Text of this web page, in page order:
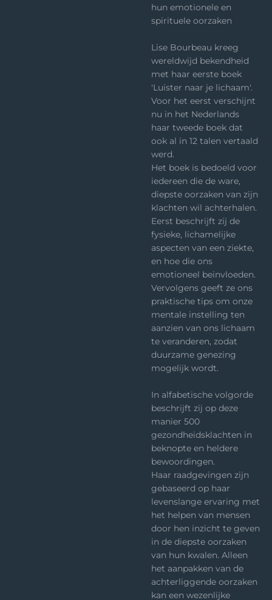
hun emotionele en
spirituele oorzaken
Lise Bourbeau kreeg
wereldwijd bekendheid
met haar eerste boek
'Luister naar je lichaam'.
Voor het eerst verschijnt
nu in het Nederlands
haar tweede boek dat
ook al in 12 talen vertaald
werd.
Het boek is bedoeld voor
iedereen die de ware,
diepste oorzaken van zijn
klachten wil achterhalen.
Eerst beschrijft zij de
fysieke, lichamelijke
aspecten van een ziekte,
en hoe die ons
emotioneel beinvloeden.
Vervolgens geeft ze ons
praktische tips om onze
mentale instelling ten
aanzien van ons lichaam
te veranderen, zodat
duurzame genezing
mogelijk wordt.
In alfabetische volgorde
beschrijft zij op deze
manier 500
gezondheidsklachten in
beknopte en heldere
bewoordingen.
Haar raadgevingen zijn
gebaseerd op haar
levenslange ervaring met
het helpen van mensen
door hen inzicht te geven
in de diepste oorzaken
van hun kwalen. Alleen
het aanpakken van de
achterliggende oorzaken
kan een wezenlijke